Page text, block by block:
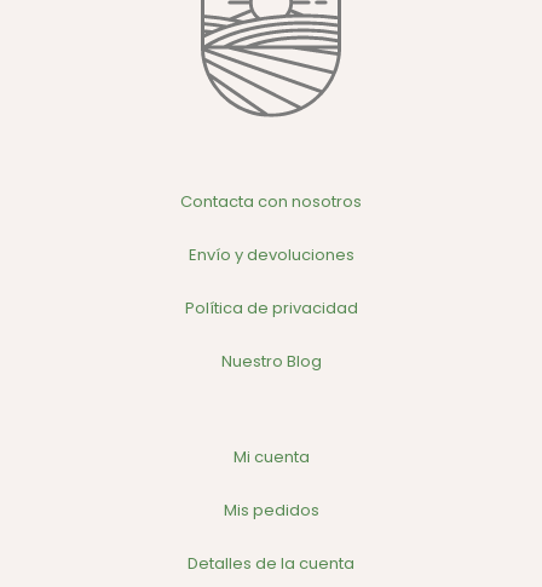
Contacta con nosotros
Envío y devoluciones
Política de privacidad
Nuestro Blog
Mi cuenta
Mis pedidos
Detalles de la cuenta